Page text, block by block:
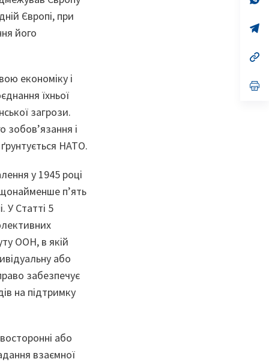
Європі, при
його
економіку і
їхньої
загрози.
і
НАТО.
у 1945 році
п’ять
У Статті 5
ООН, в якій
або
забезпечує
на підтримку
або
взаємної